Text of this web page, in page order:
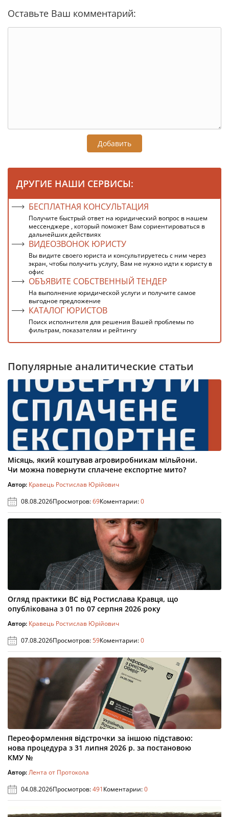
Оставьте Ваш комментарий:
Добавить
ДРУГИЕ НАШИ СЕРВИСЫ:
БЕСПЛАТНАЯ КОНСУЛЬТАЦИЯ
Получите быстрый ответ на юридический вопрос в нашем
мессенджере , который поможет Вам сориентироваться в
дальнейших действиях
ВИДЕОЗВОНОК ЮРИСТУ
Вы видите своего юриста и консультируетесь с ним через
экран, чтобы получить услугу, Вам не нужно идти к юристу в
офис
ОБЪЯВИТЕ СОБСТВЕННЫЙ ТЕНДЕР
На выполнение юридической услуги и получите самое
выгодное предложение
КАТАЛОГ ЮРИСТОВ
Поиск исполнителя для решения Вашей проблемы по
фильтрам, показателям и рейтингу
Популярные аналитические статьи
Місяць, який коштував агровиробникам мільйони.
Чи можна повернути сплачене експортне мито?
Автор: Кравець Ростислав Юрійович
08.08.2026Просмотров:69Коментарии:0
Огляд практики ВС від Ростислава Кравця, що
опублікована з 01 по 07 серпня 2026 року
Автор: Кравець Ростислав Юрійович
07.08.2026Просмотров:59Коментарии:0
Переоформлення відстрочки за іншою підставою:
нова процедура з 31 липня 2026 р. за постановою
КМУ №
Автор:Лента от Протокола
04.08.2026Просмотров:491Коментарии:0